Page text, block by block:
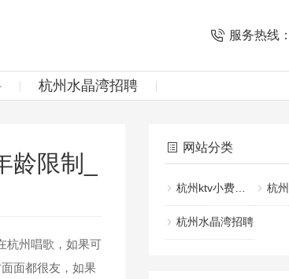
服务热线：
杭州水晶湾招聘
限制_
杭州唱歌，如果可
面都很友，如果
网站分类
杭州ktv小费一般给多少 杭州小
杭州水晶湾招聘